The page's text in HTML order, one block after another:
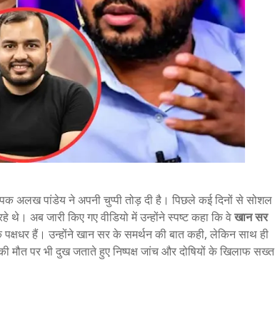
अलख पांडेय ने अपनी चुप्पी तोड़ दी है। पिछले कई दिनों से सोशल
थे। अब जारी किए गए वीडियो में उन्होंने स्पष्ट कहा कि वेखान सर
हैं। उन्होंने खान सर के समर्थन की बात कही, लेकिन साथ ही
मौत पर भी दुख जताते हुए निष्पक्ष जांच और दोषियों के खिलाफ सख्त